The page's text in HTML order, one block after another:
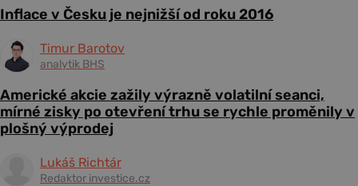
Inflace v Česku je nejnižší od roku 2016
Timur Barotov
analytik BHS
Americké akcie zažily výrazně volatilní seanci,
mírné zisky po otevření trhu se rychle proměnily v
plošný výprodej
Lukáš Richtár
Redaktor investice.cz